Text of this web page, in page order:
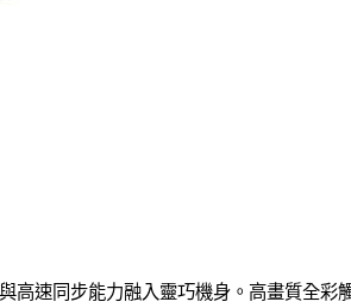
高速同步能力融入靈巧機身。高畫質全彩